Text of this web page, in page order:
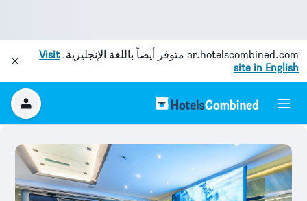
ar.hotelscombined.com متوفر أيضاً باللغة الإنجليزية.Visit
site in English